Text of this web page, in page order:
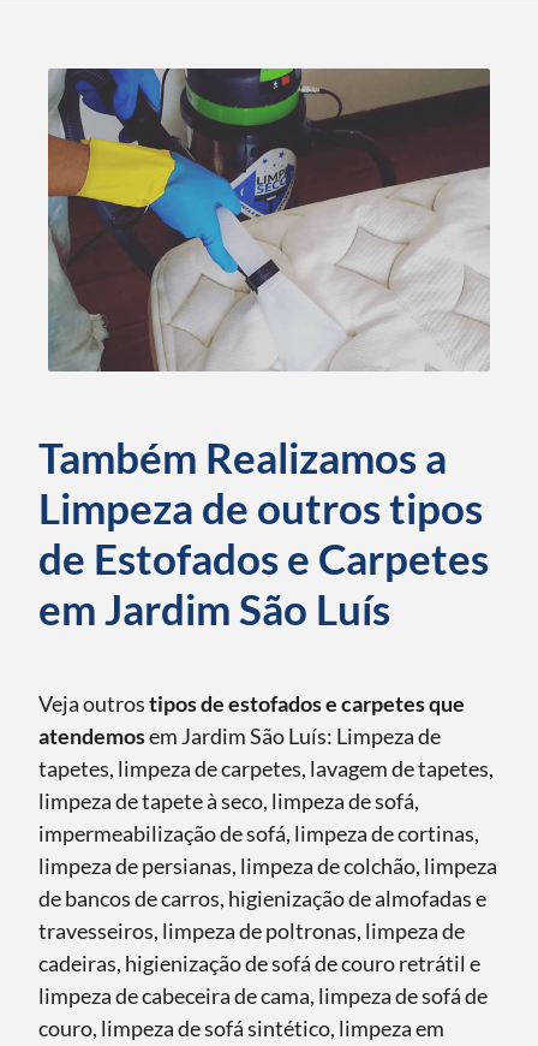
Também Realizamos a
Limpeza de outros tipos
de Estofados e Carpetes
em Jardim São Luís
Veja outrostipos de estofados e carpetes que
atendemosem Jardim São Luís: Limpeza de
tapetes, limpeza de carpetes, lavagem de tapetes,
limpeza de tapete à seco, limpeza de sofá,
impermeabilização de sofá, limpeza de cortinas,
limpeza de persianas, limpeza de colchão, limpeza
de bancos de carros, higienização de almofadas e
travesseiros, limpeza de poltronas, limpeza de
cadeiras, higienização de sofá de couro retrátil e
limpeza de cabeceira de cama, limpeza de sofá de
couro, limpeza de sofá sintético, limpeza em